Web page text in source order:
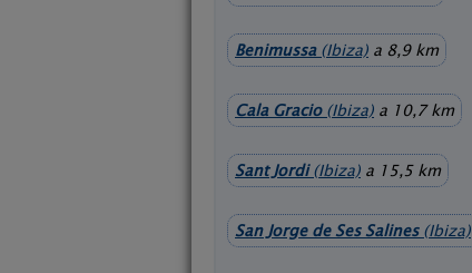
Benimussa(Ibiza) a 8,9 km
Cala Gracio(Ibiza) a 10,7 km
Sant Jordi(Ibiza) a 15,5 km
San Jorge de Ses Salines(Ibiza)